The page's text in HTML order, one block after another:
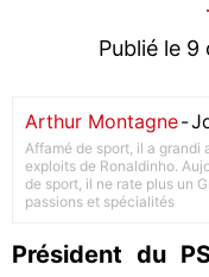
Publié le
Arthur Montagne-
Affamé de sport, il a grandi
exploits de Ronaldinho.
de sport, il ne rate plus un
passions et spécialités
Président du